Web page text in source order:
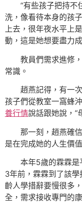
“有些孩子把持不
洗，像看待本身的孩
上去，很年夜水平上
動，這是她想要盡力
教員們需求進修
常識。
趙燕記得，有一
孩子們從教室一窩蜂
養行情說話跟她說，“
那一刻，趙燕確
是在完成她的人生價值
本年5歲的霖霖是
3年前，霖霖到了該
齡人學措辭要慢很多
全，需求接收專門的